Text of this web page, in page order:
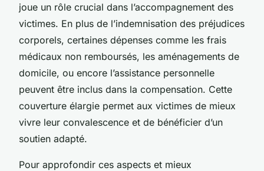
joue un rôle crucial dans l’accompagnement des
victimes. En plus de l’indemnisation des préjudices
corporels, certaines dépenses comme les frais
médicaux non remboursés, les aménagements de
domicile, ou encore l’assistance personnelle
peuvent être inclus dans la compensation. Cette
couverture élargie permet aux victimes de mieux
vivre leur convalescence et de bénéficier d’un
soutien adapté.
Pour approfondir ces aspects et mieux